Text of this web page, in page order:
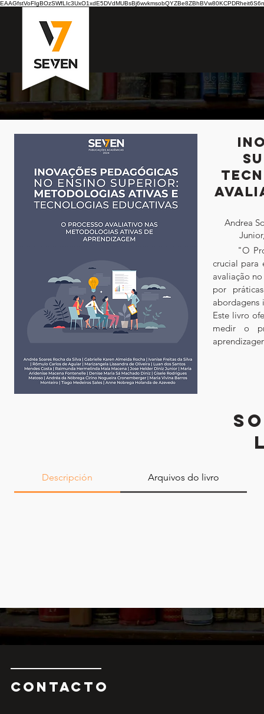
Andrea
crucial para
avaliação
por
abordagens
Este livro
medir o
Descripción Arquivos do livro
CONTAcTO